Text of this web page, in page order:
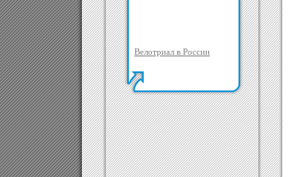
Велотриал в России